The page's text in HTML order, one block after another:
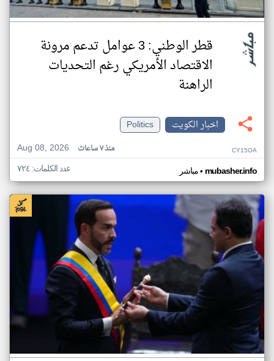
قطر الوطني: 3 عوامل تدعم مرونة
الاقتصاد الأمريكي رغم التحديات
الراهنة
اخبار الكويت
Politics
Aug 08, 2026
منذ ٧ ساعات CY15OA
مباشر• mubasher.info عدد الكلمات: ٧٢٤